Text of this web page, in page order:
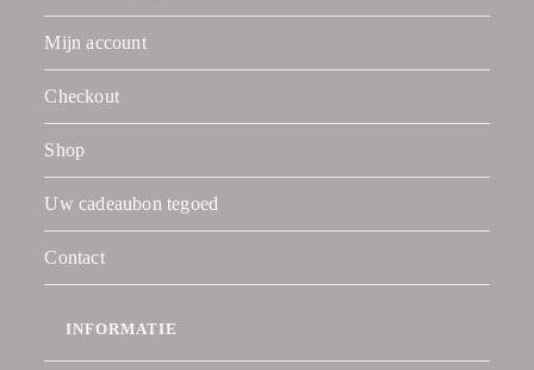
Mijn account
Checkout
Shop
Uw cadeaubon tegoed
Contact
INFORMATIE